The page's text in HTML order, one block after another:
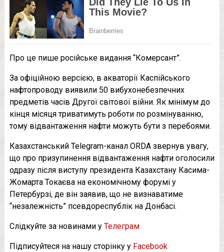
Про це пише російське видання “Комерсант”.
За офіційною версією, в акваторії Каспійського
нафтопроводу виявили 50 вибухонебезпечних
предметів часів Другої світової війни. Як мінімум до
кінця місяця триватимуть роботи по розмінуванню,
тому відвантаження нафти можуть бути з перебоями.
Казахстанський Telegram-канал ORDA звернув увагу,
що про призупинення відвантаження нафти оголосили
одразу після виступу президента Казахстану Касима-
Жомарта Токаєва на економічному форумі у
Петербурзі, де він заявив, що не визнаватиме
“незалежність” псевдореспублік на Донбасі.
Слідкуйте за новинами у Телеграм
Підписуйтеся на нашу сторінку у Facebook